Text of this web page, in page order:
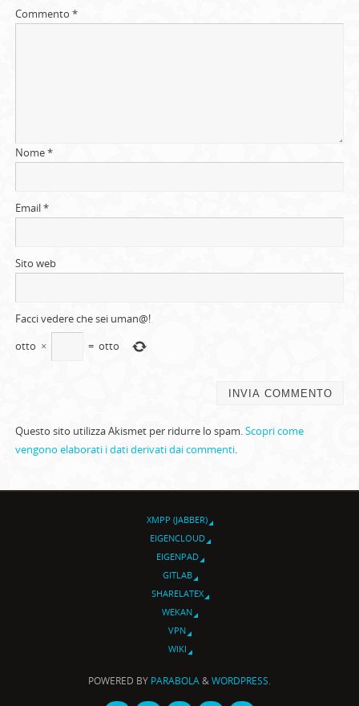
Commento *
Nome*
Email*
Sito web
Facci vedere che sei uman@!
otto × = otto
Questo sito utilizza Akismet per ridurre lo spam.Scopri come
vengono elaborati i dati derivati dai commenti.
XMPP (JABBER)
EIGENCLOUD
EIGENPAD
GITLAB
SHARELATEX
WEKAN
VPN
WIKI
POWERED BY PARABOLA&WORDPRESS.